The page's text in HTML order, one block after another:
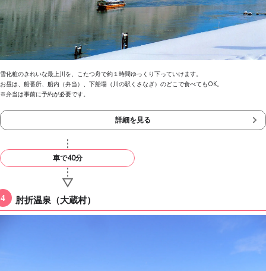
雪化粧のきれいな最上川を、こたつ舟で約１時間ゆっくり下っていけます。
お昼は、船番所、船内（弁当）、下船場（川の駅くさなぎ）のどこで食べてもOK。
※弁当は事前に予約が必要です。
詳細を見る
車で40分
肘折温泉（大蔵村）